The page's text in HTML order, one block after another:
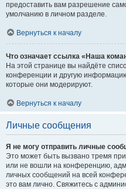
предоставить вам разрешение
умолчанию в личном разделе.
Вернуться к началу
Что означает ссылка «Наша
На этой странице вы найдёте
конференции и другую
которые они модерируют.
Вернуться к началу
Личные сообщения
Я не могу отправить личные
Это может быть вызвано тремя
или не вошли на конференцию,
личных сообщений на всей
это вам лично. Свяжитесь с